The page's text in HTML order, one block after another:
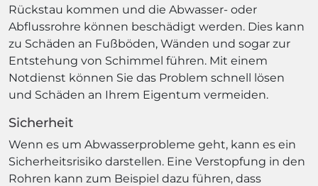
Rückstau kommen und die Abwasser- oder
Abflussrohre können beschädigt werden. Dies kann
zu Schäden an Fußböden, Wänden und sogar zur
Entstehung von Schimmel führen. Mit einem
Notdienst können Sie das Problem schnell lösen
und Schäden an Ihrem Eigentum vermeiden.
Sicherheit
Wenn es um Abwasserprobleme geht, kann es ein
Sicherheitsrisiko darstellen. Eine Verstopfung in den
Rohren kann zum Beispiel dazu führen, dass